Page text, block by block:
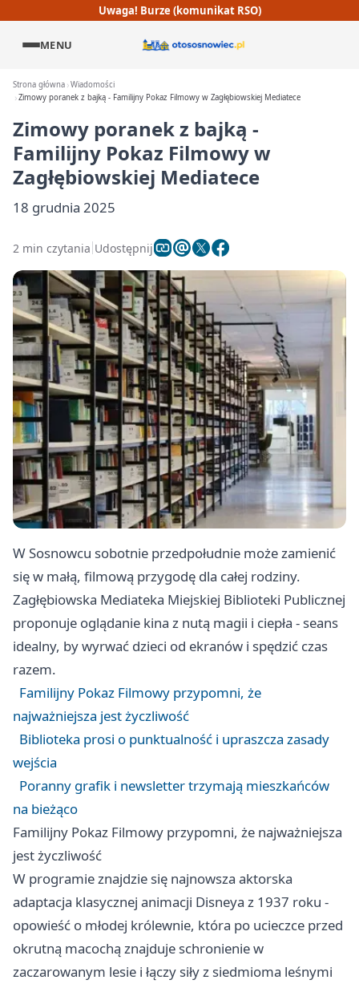
Uwaga! Burze (komunikat RSO)
MENU
Strona główna Wiadomości
Zimowy poranek z bajką - Familijny Pokaz Filmowy w Zagłębiowskiej Mediatece
Zimowy poranek z bajką -
Familijny Pokaz Filmowy w
Zagłębiowskiej Mediatece
18 grudnia 2025
2 min czytania Udostępnij
W Sosnowcu sobotnie przedpołudnie może zamienić
się w małą, filmową przygodę dla całej rodziny.
Zagłębiowska Mediateka Miejskiej Biblioteki Publicznej
proponuje oglądanie kina z nutą magii i ciepła - seans
idealny, by wyrwać dzieci od ekranów i spędzić czas
razem.
Familijny Pokaz Filmowy przypomni, że
najważniejsza jest życzliwość
Biblioteka prosi o punktualność i upraszcza zasady
wejścia
Poranny grafik i newsletter trzymają mieszkańców
na bieżąco
Familijny Pokaz Filmowy przypomni, że najważniejsza
jest życzliwość
W programie znajdzie się najnowsza aktorska
adaptacja klasycznej animacji Disneya z 1937 roku -
opowieść o młodej królewnie, która po ucieczce przed
okrutną macochą znajduje schronienie w
zaczarowanym lesie i łączy siły z siedmioma leśnymi